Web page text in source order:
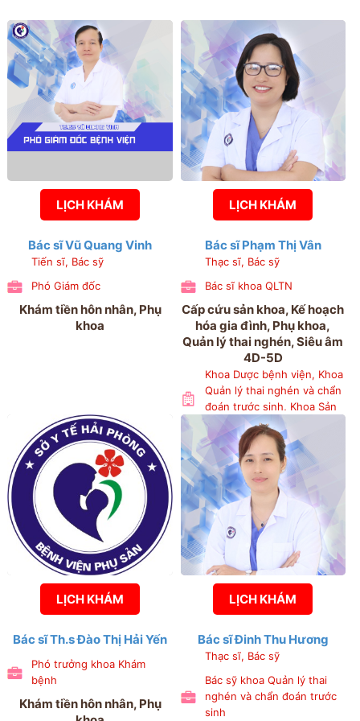
LỊCH KHÁM
Bác sĩ Vũ Quang Vinh
Tiến sĩ, Bác sỹ
Phó Giám đốc
Khám tiền hôn nhân, Phụ
khoa
LỊCH KHÁM
Bác sĩ Phạm Thị Vân
Thạc sĩ, Bác sỹ
Bác sĩ khoa QLTN
Cấp cứu sản khoa, Kế hoạch
hóa gia đình, Phụ khoa,
Quản lý thai nghén, Siêu âm
4D-5D
Khoa Dược bệnh viện, Khoa
Quản lý thai nghén và chẩn
đoán trước sinh, Khoa Sản
3
LỊCH KHÁM
Bác sĩ Th.s Đào Thị Hải Yến
Phó trưởng khoa Khám
bệnh
Khám tiền hôn nhân, Phụ
LỊCH KHÁM
Bác sĩ Đinh Thu Hương
Thạc sĩ, Bác sỹ
Bác sỹ khoa Quản lý thai
nghén và chẩn đoán trước
sinh